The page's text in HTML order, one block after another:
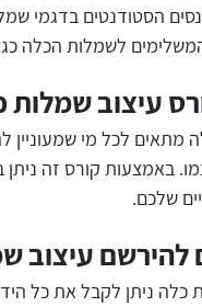
הסטודנטים בדגמי
לשמלות הכלה
עיצוב שמלות
מתאים לכל מי
באמצעות קורס זה
שלכם.
עיצוב
כלה ניתן לקבל את כל